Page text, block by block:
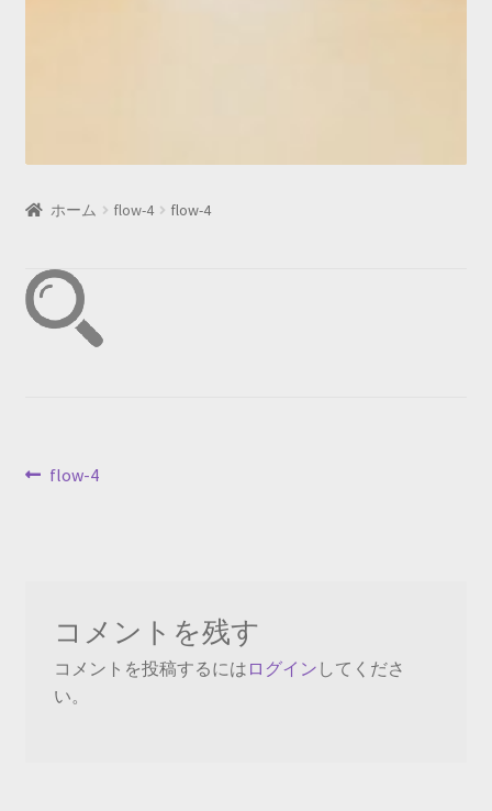
ホーム flow-4 flow-4
投
ゲ
ー
前
flow-4
コメントを残す
コメントを投稿するには ログイン してくださ
い。